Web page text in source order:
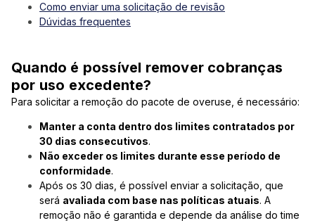
Como enviar uma solicitação de revisão
Dúvidas frequentes
Quando é possível remover cobranças
por uso excedente?
Para solicitar a remoção do pacote de overuse, é necessário:
Manter a conta dentro dos limites contratados por
30 dias consecutivos.
Não exceder os limites durante esse período de
conformidade.
Após os 30 dias, é possível enviar a solicitação, que
será avaliada com base nas políticas atuais. A
remoção não é garantida e depende da análise do time